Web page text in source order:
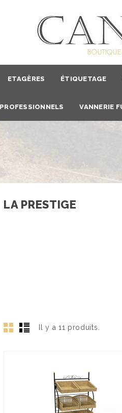
ETAGÈRES ÉTIQUETAGE
VANNERIE
LA PRESTIGE
Il y a 11 produits.